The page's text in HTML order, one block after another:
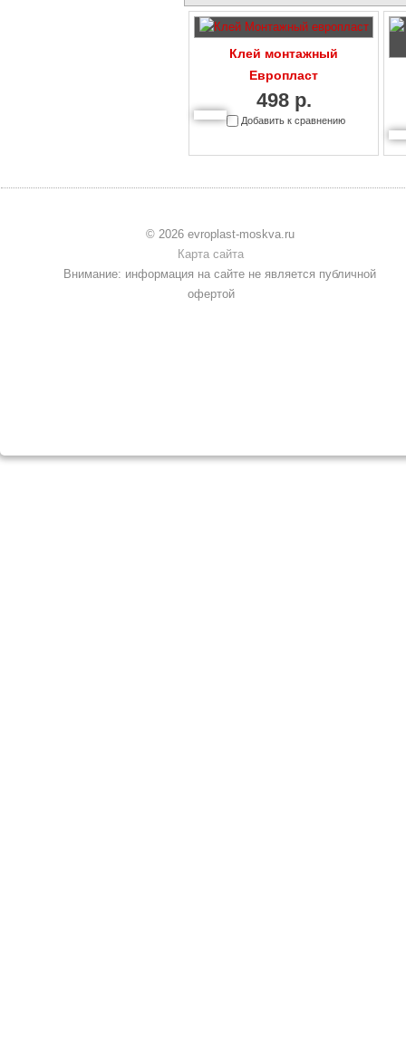
Клей монтажный
Европласт
498 р.
Добавить к сравнению
© 2026 evroplast-moskva.ru
Карта сайта
Внимание: информация на сайте не является публичной
офертой